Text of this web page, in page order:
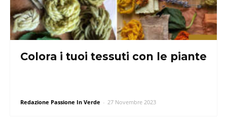
Colora i tuoi tessuti con le piante
Redazione Passione In Verde - 27 Novembre 2023